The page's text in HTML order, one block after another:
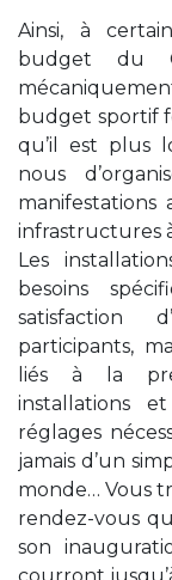
Ainsi, à
budget du
budget sportif
qu’il est plus
nous
infrastructures
Les
besoins
satisfaction
participants,
liés à la
installations
réglages
jamais d’un
monde… Vous
rendez-vous
son
courront